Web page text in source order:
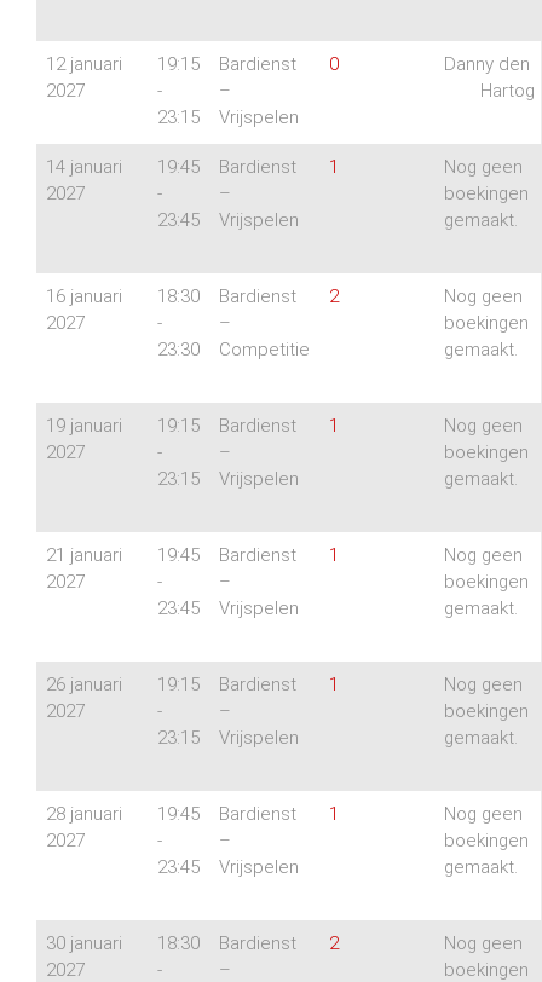
12 januari
2027
19:15
-
23:15
Bardienst
–
Vrijspelen
0
Danny den
Hartog
14 januari
2027
19:45
-
23:45
Bardienst
–
Vrijspelen
1
Nog geen
boekingen
gemaakt.
16 januari
2027
18:30
-
23:30
Bardienst
–
Competitie
2
Nog geen
boekingen
gemaakt.
19 januari
2027
19:15
-
23:15
Bardienst
–
Vrijspelen
1
Nog geen
boekingen
gemaakt.
21 januari
2027
19:45
-
23:45
Bardienst
–
Vrijspelen
1
Nog geen
boekingen
gemaakt.
26 januari
2027
19:15
-
23:15
Bardienst
–
Vrijspelen
1
Nog geen
boekingen
gemaakt.
28 januari
2027
19:45
-
23:45
Bardienst
–
Vrijspelen
1
Nog geen
boekingen
gemaakt.
30 januari
2027
18:30
-
Bardienst
–
2
Nog geen
boekingen